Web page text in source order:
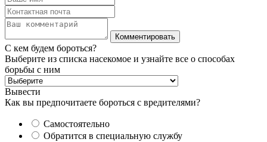
С кем будем бороться?
Выберите из списка насекомое и узнайте все о способах
борьбы с ним
Вывести
Как вы предпочитаете бороться с вредителями?
Самостоятельно
Обратится в специальную службу